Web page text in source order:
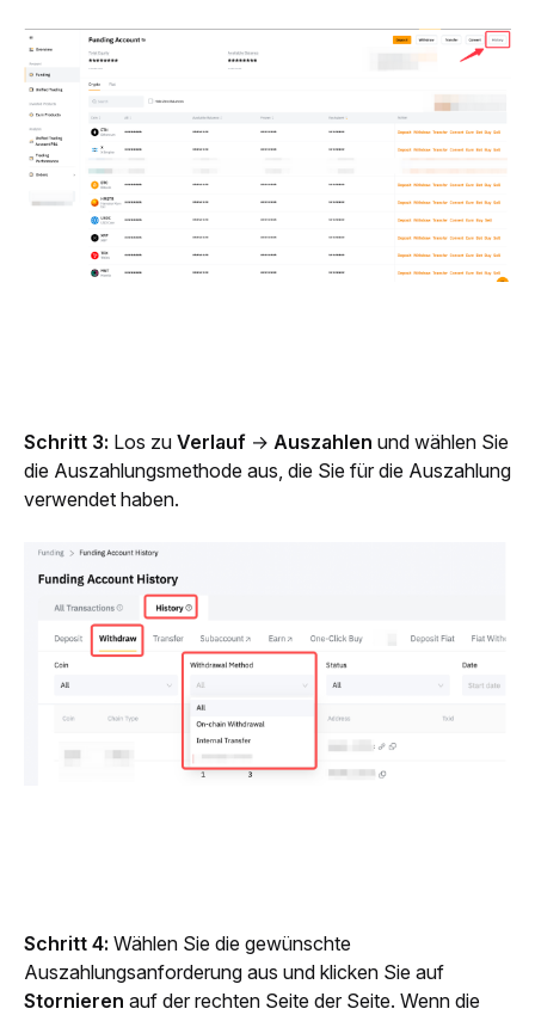
Schritt 3: Los zu Verlauf → Auszahlen und wählen Sie
die Auszahlungsmethode aus, die Sie für die Auszahlung
verwendet haben.
Schritt 4: Wählen Sie die gewünschte
Stornieren